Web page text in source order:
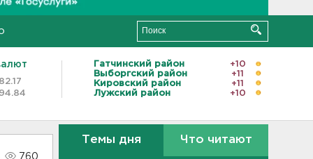
Гатчинский район
+10
Выборгский район
+11
Кировский район
+11
Лужский район
+10
760
Темы дня Что читают